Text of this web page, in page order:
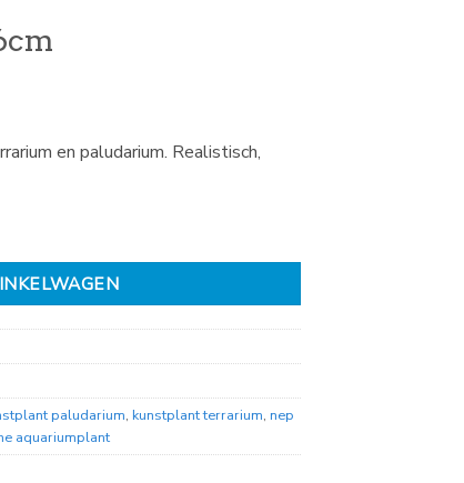
en paludarium. Realistisch,
paludarium, kunstplant terrarium, nep
aquariumplant